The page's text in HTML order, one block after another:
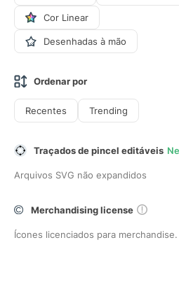
Cor Linear
Desenhadas à mão
Ordenar por
Recentes Trending
Traçados de pincel editáveis
Arquivos SVG não expandidos
Merchandising license
Ícones licenciados para merchandise.